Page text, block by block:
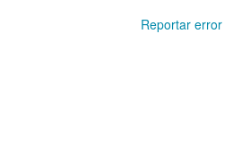
Reportar error